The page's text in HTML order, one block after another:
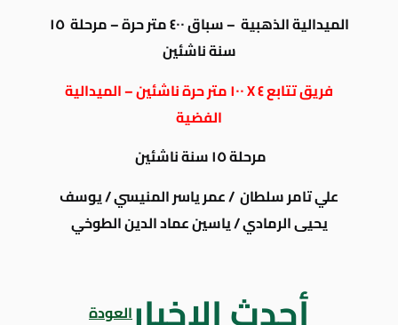
الميدالية الذهبية – سباق ٤٠٠ متر حرة – مرحلة ١٥
سنة ناشئين
فريق تتابع ٤ X ١٠٠ متر حرة ناشئين – الميدالية
الفضية
مرحلة ١٥ سنة ناشئين
علي تامر سلطان / عمر ياسر المنيسي / يوسف
يحيى الرمادي / ياسين عماد الدين الطوخي
العودة